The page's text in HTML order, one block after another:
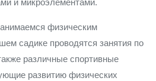
и микроэлементами.
физическим
садике проводятся занятия по
различные спортивные
развитию физических